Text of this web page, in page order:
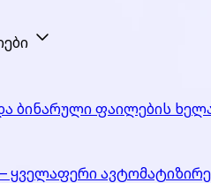
ბინარული ფაილების
ყველაფერი